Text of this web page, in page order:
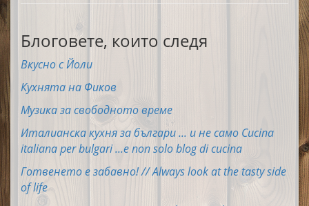
Блоговете, които следя
Вкусно с Йоли
Кухнята на Фиков
Музика за свободното време
Италианска кухня за българи ... и не само Cucina
italiana per bulgari ...e non solo blog di cucina
Готвенето е забавно! // Always look at the tasty side
of life